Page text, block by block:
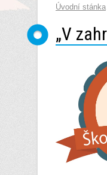
Úvodní stánka
„V